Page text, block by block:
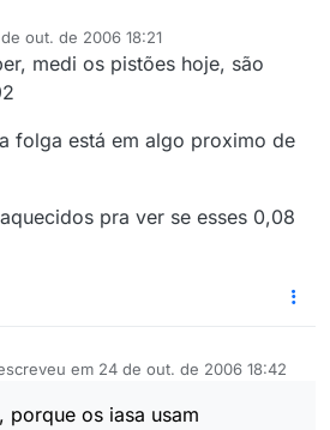
out. de 2006 18:21
medi os pistões hoje, são
folga está em algo proximo de
pra ver se esses 0,08
em 24 de out. de 2006 18:42
edição por
porque os iasa usam